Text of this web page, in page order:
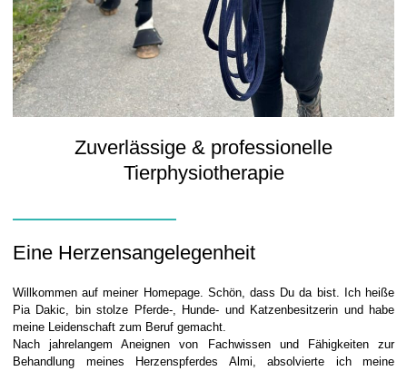
Zuverlässige & professionelle
Tierphysiotherapie
Eine Herzensangelegenheit
Willkommen auf meiner Homepage. Schön, dass Du da bist. Ich heiße
Pia Dakic, bin stolze Pferde-, Hunde- und Katzenbesitzerin und habe
meine Leidenschaft zum Beruf gemacht.
Nach jahrelangem Aneignen von Fachwissen und Fähigkeiten zur
Behandlung meines Herzenspferdes Almi, absolvierte ich meine